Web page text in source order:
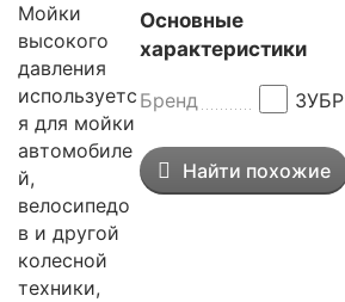
Мойки
высокого
давления
используетс
я для мойки
автомобиле
й,
велосипедо
в и другой
колесной
техники,
Основные
характеристики
Бренд ЗУБР
Найти похожие